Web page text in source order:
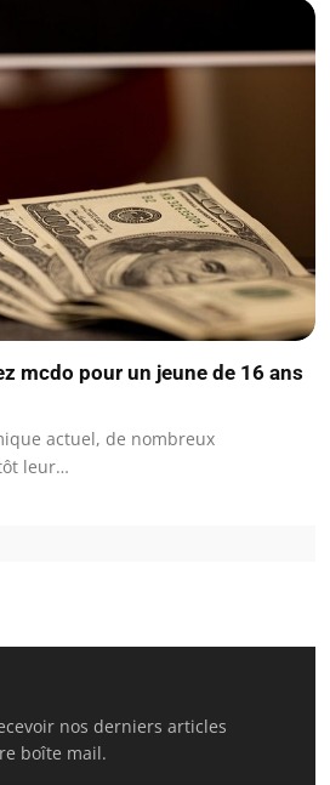
mcdo pour un jeune de 16 ans
actuel, de nombreux
leur…
nos derniers articles
boîte mail.